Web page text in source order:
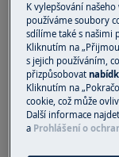
Při provádění
pružinami
K vylepšování
používáme soubory
sdílíme také s našimi
Kliknutím na
s jejich používáním,
přizpůsobovat
Kliknutím na
cookie, což může
Další informace
a Prohlášení o